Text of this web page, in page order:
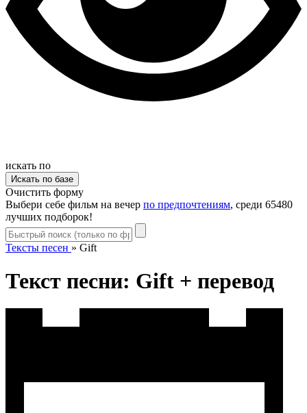
искать по
Очистить форму
Выбери себе фильм на вечер по предпочтениям, среди 65480
лучших подборок!
Тексты песен » Gift
Текст песни: Gift + перевод